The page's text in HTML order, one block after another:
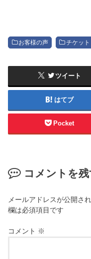
お客様の声 チケット
ツイート
はてブ
Pocket
コメントを
メールアドレスが公開さ
欄は必須項目です
コメント ※